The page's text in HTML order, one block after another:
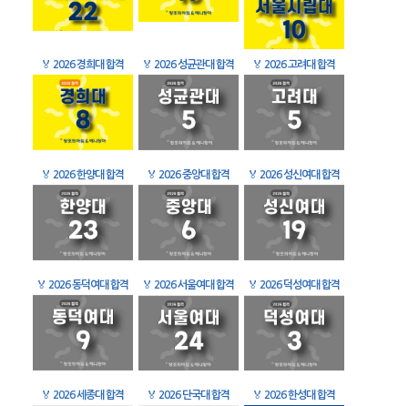
🏅 2026 경희대 합격 🏅 2026 성균관대 합격 🏅 2026 고려대 합격
🏅 2026 한양대 합격 🏅 2026 중앙대 합격 🏅 2026 성신여대 합격
🏅 2026 동덕여대 합격 🏅 2026 서울여대 합격 🏅 2026 덕성여대 합격
🏅 2026 세종대 합격 🏅 2026 단국대 합격 🏅 2026 한성대 합격